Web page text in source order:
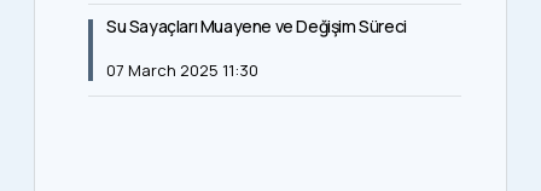
Su Sayaçları Muayene ve Değişim Süreci
07 March 2025 11:30